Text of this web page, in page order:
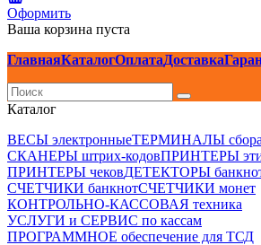
Оформить
Ваша корзина пуста
ГлавнаяКаталогОплатаДоставка
Каталог
ВЕСЫ электронныеТЕРМИНАЛЫ
СКАНЕРЫ штрих-кодовПРИНТЕРЫ
ПРИНТЕРЫ чековДЕТЕКТОРЫ
СЧЕТЧИКИ банкнотСЧЕТЧИКИ монет
КОНТРОЛЬНО-КАССОВАЯ техника
УСЛУГИ и СЕРВИС по кассам
ПРОГРАММНОЕ обеспечение для ТСД